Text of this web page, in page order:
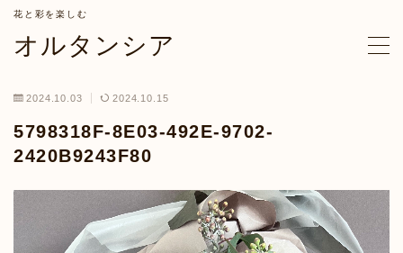
オルタンシア
花と彩を楽しむ
ホーム
コンセプト
オルタンシアとは
オルタンシアのサービス
2024.10.03 2024.10.15
5798318F-8E03-492E-9702-
2420B9243F80